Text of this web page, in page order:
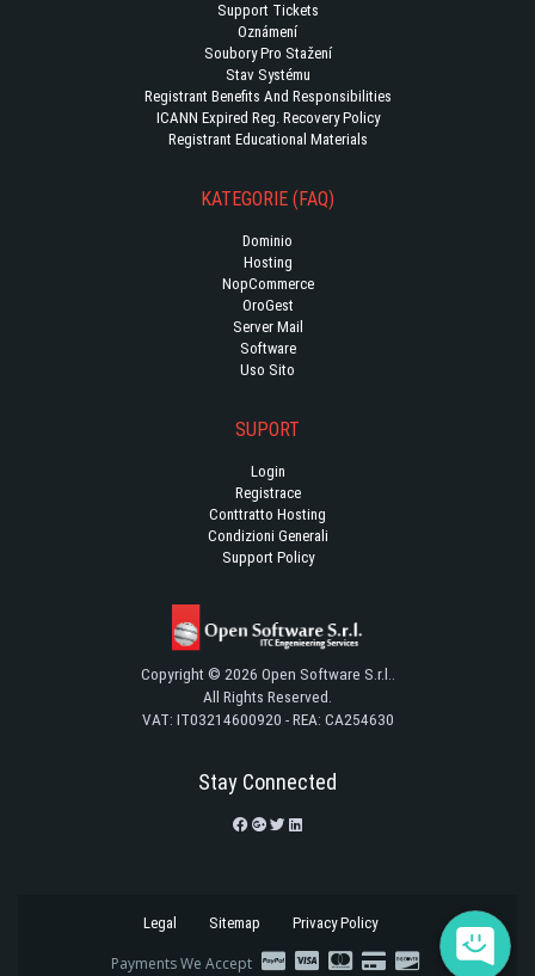
Support Tickets
Oznámení
Soubory Pro Stažení
Stav Systému
Registrant Benefits And Responsibilities
ICANN Expired Reg. Recovery Policy
Registrant Educational Materials
KATEGORIE (FAQ)
Dominio
Hosting
NopCommerce
OroGest
Server Mail
Software
Uso Sito
SUPORT
Login
Registrace
Conttratto Hosting
Condizioni Generali
Support Policy
Copyright © 2026 Open Software S.r.l..
All Rights Reserved.
VAT: IT03214600920 - REA: CA254630
Stay Connected
Legal Sitemap Privacy Policy
Payments We Accept